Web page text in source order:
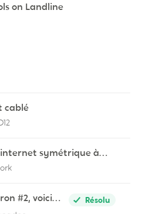
on Landline
cablé
symétrique à
#2, voici
Résolu